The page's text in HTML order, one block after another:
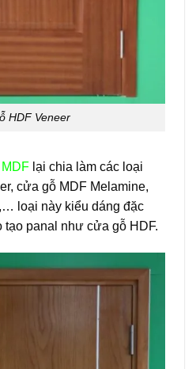
HDF Veneer
lại chia làm các loại
cửa gỗ MDF Melamine,
loại này kiểu dáng đặc
tạo panal như cửa gỗ HDF.